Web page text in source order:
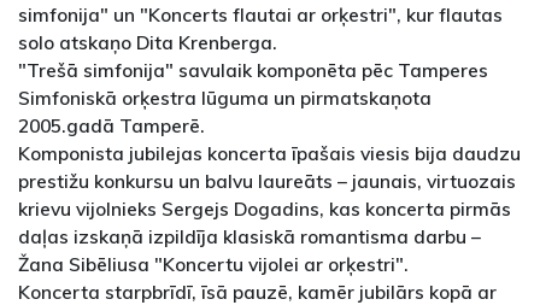
simfonija" un "Koncerts flautai ar orķestri", kur flautas
solo atskaņo Dita Krenberga.
"Trešā simfonija" savulaik komponēta pēc Tamperes
Simfoniskā orķestra lūguma un pirmatskaņota
2005.gadā Tamperē.
Komponista jubilejas koncerta īpašais viesis bija daudzu
prestižu konkursu un balvu laureāts – jaunais, virtuozais
krievu vijolnieks Sergejs Dogadins, kas koncerta pirmās
daļas izskaņā izpildīja klasiskā romantisma darbu –
Žana Sibēliusa "Koncertu vijolei ar orķestri".
Koncerta starpbrīdī, īsā pauzē, kamēr jubilārs kopā ar